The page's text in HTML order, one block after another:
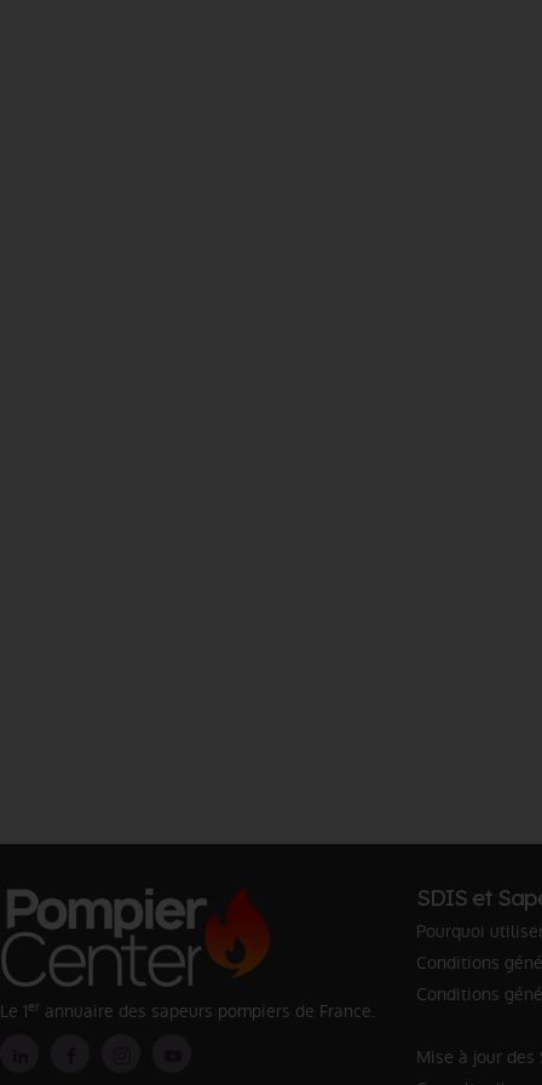
Le 1er annuaire des sapeurs pompiers de France.
SDIS et
Pourquoi
Conditions
Conditions
Mise à jour des